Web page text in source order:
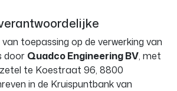
toepassing op de verwerking van
door Quadco Engineering BV, met
te Koestraat 96, 8800
in de Kruispuntbank van